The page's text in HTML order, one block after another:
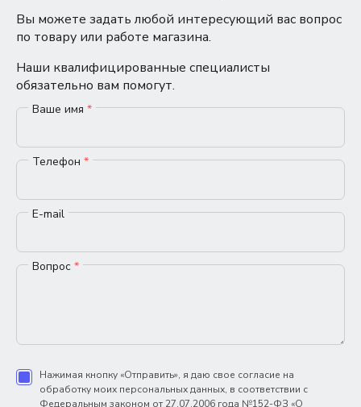
Вы можете задать любой интересующий вас вопрос
по товару или работе магазина.
Наши квалифицированные специалисты
обязательно вам помогут.
Ваше имя *
Телефон *
E-mail
Вопрос *
Нажимая кнопку «Отправить», я даю свое согласие на
обработку моих персональных данных, в соответствии с
Федеральным законом от 27.07.2006 года №152-ФЗ «О